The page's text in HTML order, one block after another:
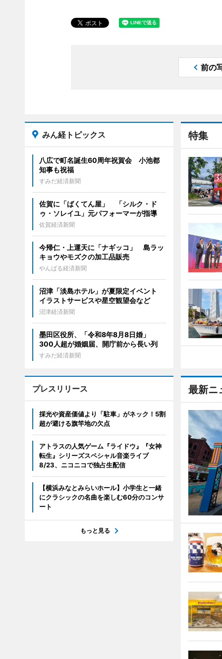
前の
特集
最新ニ
みん経トピックス
八広で町名誕生60周年祝賀会 小池都
知事も祝福
すみだ経済新聞
佐賀に「ばくてん屋」 「シルク・ド
ゥ・ソレイユ」元パフォーマーが指導
佐賀経済新聞
今帰仁・上運天に「ナギッコ」 島ラッ
キョウやモズクの加工品販売
やんばる経済新聞
沼津「淡島ホテル」が夏限定イベント
イラストサービスや星空観望会など
沼津経済新聞
墨田区役所、「令和8年8月8日婚」
300人超が婚姻届、開庁前から長い列
すみだ経済新聞
プレスリリース
採光や資産価値より「駐車」がネック！5割
超が避ける旗竿地の欠点
アトラスの人気ゲーム『ライドウ』『女神
転生』シリーズスペシャル音楽ライブ
8/23、ニコニコで独占生配信
【横浜みなとみらいホール】小学生と一緒
にクラシックの名曲を楽しむ60分のコンサ
ート
もっと見る